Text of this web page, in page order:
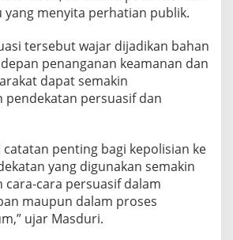
r
c
k
i
g
t
u
P
o
l
menyita perhatian publik.
tersebut wajar dijadikan bahan
penanganan keamanan dan
dapat semakin
pendekatan persuasif dan
catatan penting bagi kepolisian ke
yang digunakan semakin
cara-cara persuasif dalam
maupun dalam proses
ujar Masduri.